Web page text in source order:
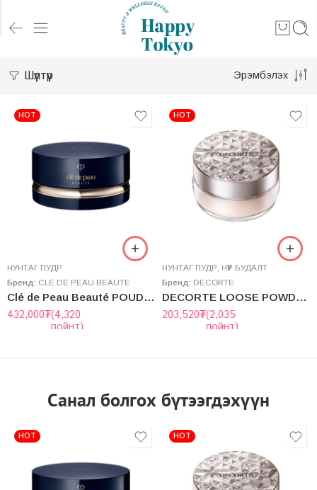
Шүүлтүүр Эрэмбэлэх
HOT
НУНТАГ ПУДР
Бренд: CLE DE PEAU BEAUTE
Clé de Peau Beauté POUDRE LIBRE TRANSPARENTE n
432,000₮(4,320
пойнт)
HOT
НУНТАГ ПУДР
НҮҮР БУДАЛТ
Бренд: DECORTE
DECORTE LOOSE POWDER 20g
203,520₮(2,035
пойнт)
Санал болгох бүтээгдэхүүн
HOT HOT